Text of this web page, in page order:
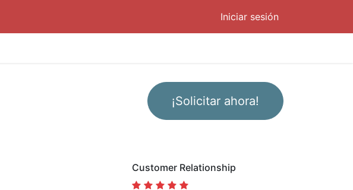
Iniciar sesión
¡Solicitar ahora!
Customer Relationship